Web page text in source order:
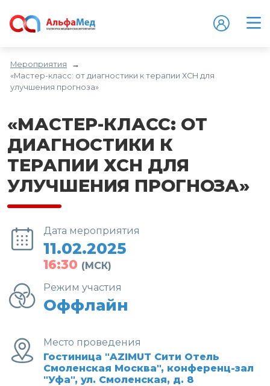
Мероприятия
→
«Мастер-класс: от диагностики к терапии ХСН для
улучшения прогноза»
«МАСТЕР-КЛАСС: ОТ
ДИАГНОСТИКИ К
ТЕРАПИИ ХСН ДЛЯ
УЛУЧШЕНИЯ ПРОГНОЗА»
Дата мероприятия
11.02.2025
16:30 (МСК)
Режим участия
Оффлайн
Место проведения
Гостиница "AZIMUT Сити Отель
Смоленская Москва", конференц-зал
"Уфа", ул. Смоленская, д. 8